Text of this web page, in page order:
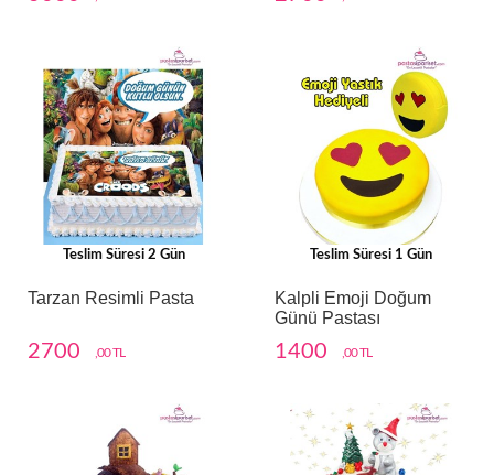
Teslim Süresi 2 Gün
Tarzan Resimli Pasta
2700 ,00 TL
Teslim Süresi 1 Gün
Kalpli Emoji Doğum
Günü Pastası
1400 ,00 TL